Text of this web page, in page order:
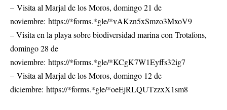
– Visita al Marjal de los Moros, domingo 21 de
noviembre: https://*forms.*gle/*vAKzn5xSmzo3MxoV9
– Visita en la playa sobre biodiversidad marina con Trotafons,
domingo 28 de
noviembre: https://*forms.*gle/*KCgK7W1Eyffs32ig7
– Visita al Marjal de los Moros, domingo 12 de
diciembre: https://*forms.*gle/*oeEjRLQUTzzxX1sm8